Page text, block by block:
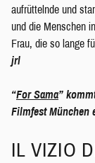
aufrüttelnde und
und die Menschen
Frau, die so lange
jrl
“For Sama”
Filmfest München
IL VIZIO